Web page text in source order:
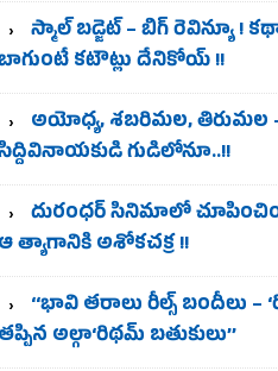
స్మాల్ బడ్జెట్ – బిగ్ రెవిన్యూ !
కటౌట్లు దేనికోయ్ !!
అయోధ్య, శబరిమల, తిరుమల
గుడిలోనూ..!!
దురంధర్ సినిమాలో
ఆ త్యాగానికి అశోకచక్ర !!
‘‘భావి తరాలు రీల్స్‌ బందీలు –
తప్పిన అల్గా‘రిథమ్ బతుకులు’’